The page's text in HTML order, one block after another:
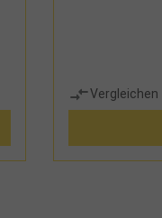
Vergleichen